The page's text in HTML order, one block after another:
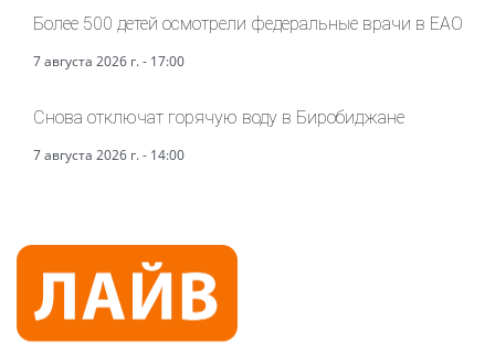
Более 500 детей осмотрели федеральные врачи в ЕАО
7 августа 2026 г. - 17:00
Снова отключат горячую воду в Биробиджане
7 августа 2026 г. - 14:00